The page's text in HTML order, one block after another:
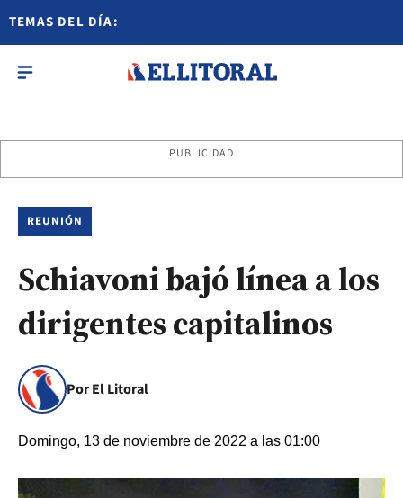
TEMAS DEL DÍA:
PUBLICIDAD
REUNIÓN
Schiavoni bajó línea a los
dirigentes capitalinos
Por El Litoral
Domingo, 13 de noviembre de 2022 a las 01:00